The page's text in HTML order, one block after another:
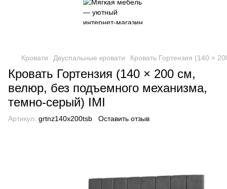
Кровати Двуспальные кровати Кровать Гортензия (140 ×
Кровать Гортензия (140 × 200 см,
велюр, без подъемного механизма,
темно-серый) IMI
Артикул: grtnz140x200tsb Оставить отзыв